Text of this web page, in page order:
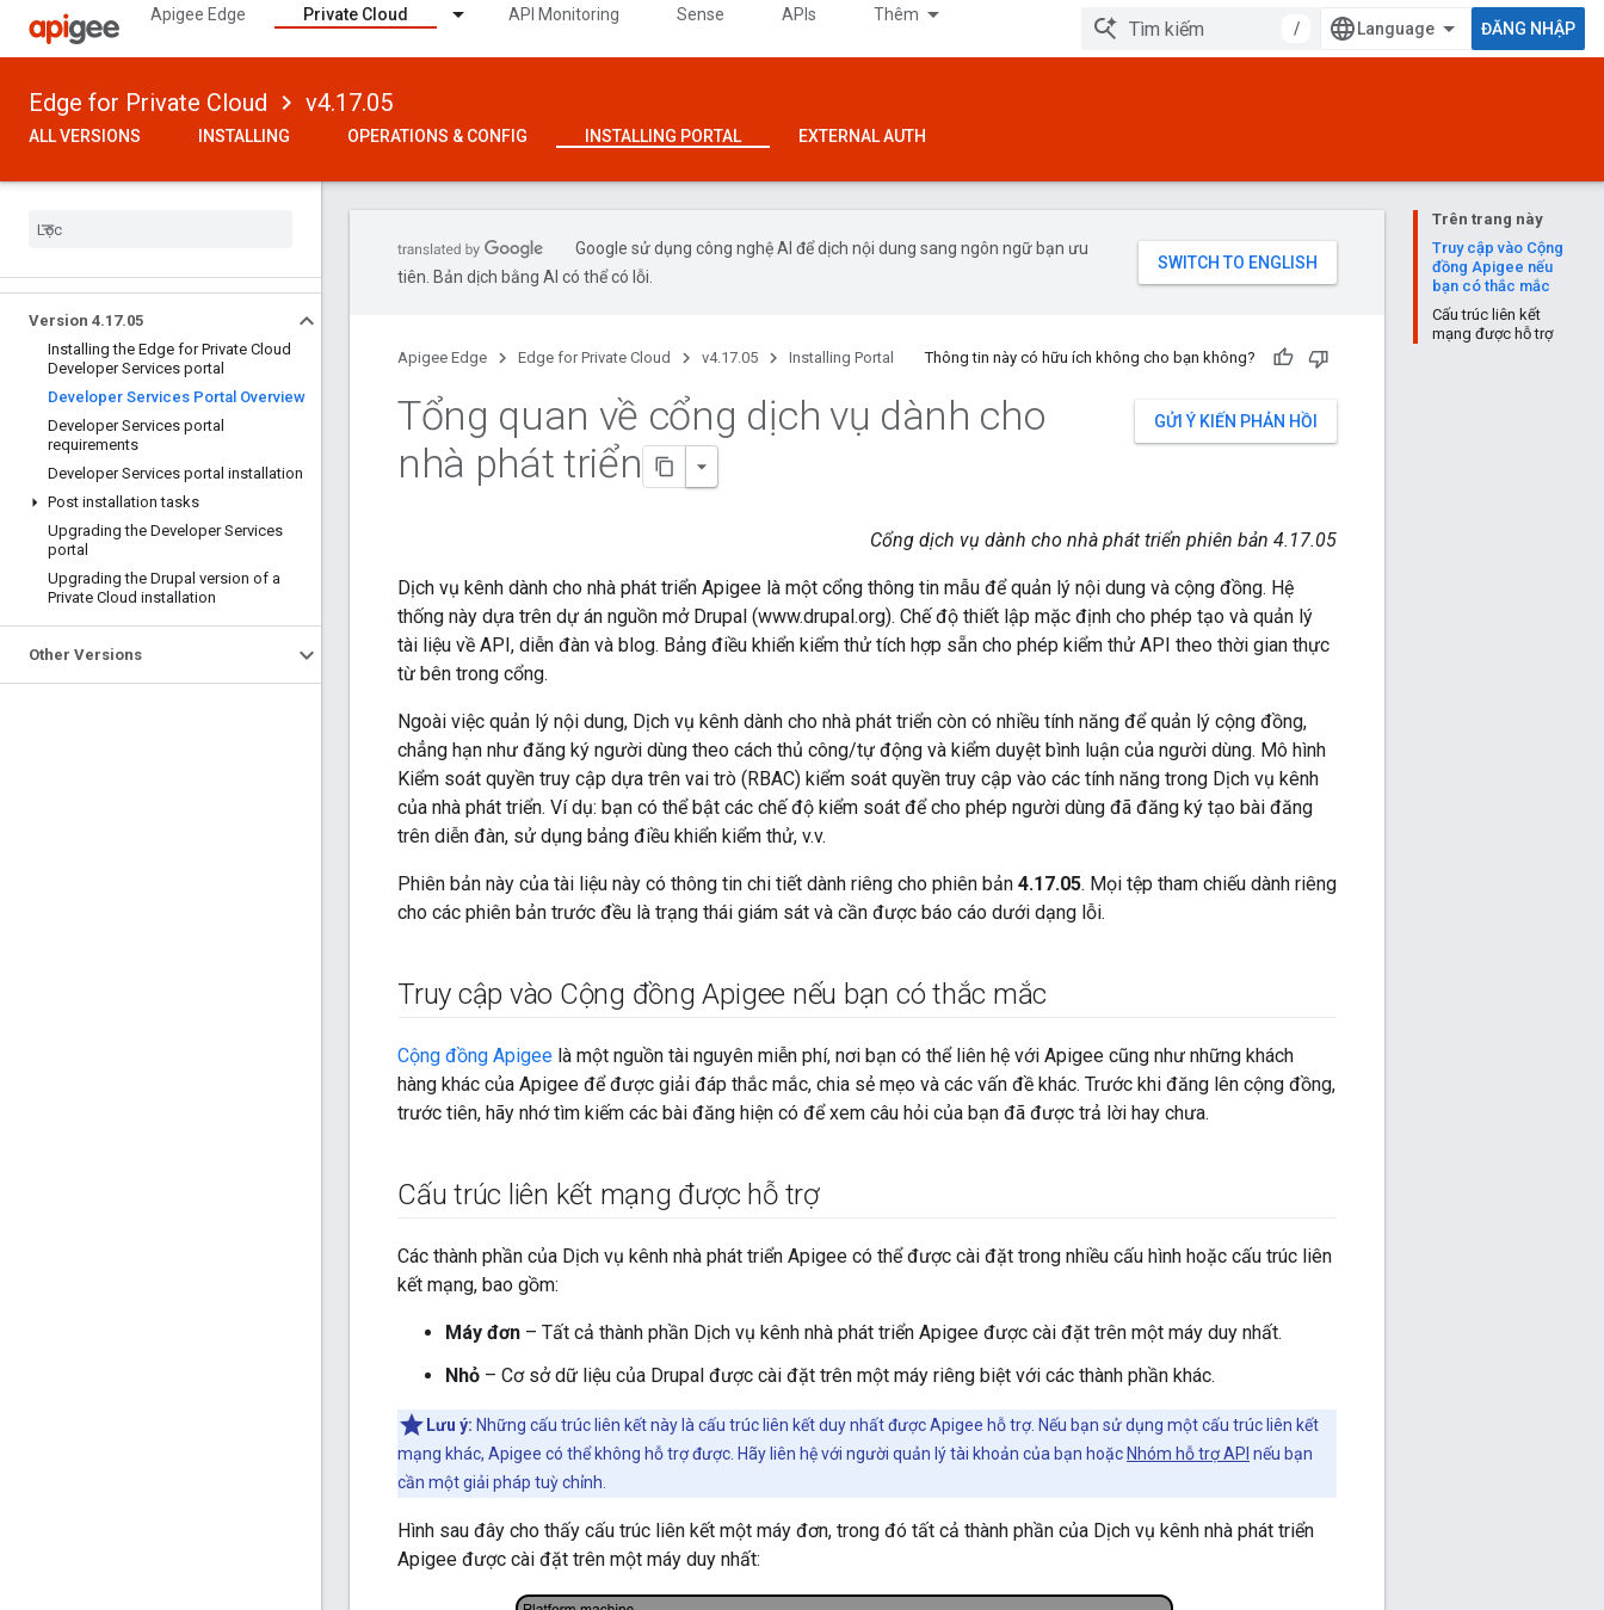
Apigee Edge Private Cloud API Monitoring Sense APIs Thêm
/ ĐĂNG NHẬP
Edge for Private Cloud v4.17.05
ALL VERSIONS INSTALLING OPERATIONS & CONFIG INSTALLING PORTAL EXTERNAL AUTH
Version 4.17.05
Installing the Edge for Private Cloud
Developer Services portal
Developer Services Portal Overview
Developer Services portal
requirements
Developer Services portal installation
Post installation tasks
Upgrading the Developer Services
portal
Upgrading the Drupal version of a
Private Cloud installation
Other Versions
Trên trang này
Truy cập vào Cộng
đồng Apigee nếu
bạn có thắc mắc
Cấu trúc liên kết
mạng được hỗ trợ
Google sử dụng công nghệ AI để dịch nội dung sang ngôn ngữ bạn ưu
tiên. Bản dịch bằng AI có thể có lỗi.
Apigee Edge Edge for Private Cloud v4.17.05 Installing Portal Thông tin này có hữu ích không cho bạn không?
GỬI Ý KIẾN PHẢN HỒI
Tổng quan về cổng dịch vụ dành cho
nhà phát triển
Cổng dịch vụ dành cho nhà phát triển phiên bản 4.17.05
Dịch vụ kênh dành cho nhà phát triển Apigee là một cổng thông tin mẫu để quản lý nội dung và cộng đồng. Hệ
thống này dựa trên dự án nguồn mở Drupal (www.drupal.org). Chế độ thiết lập mặc định cho phép tạo và quản lý
tài liệu về API, diễn đàn và blog. Bảng điều khiển kiểm thử tích hợp sẵn cho phép kiểm thử API theo thời gian thực
từ bên trong cổng.
Ngoài việc quản lý nội dung, Dịch vụ kênh dành cho nhà phát triển còn có nhiều tính năng để quản lý cộng đồng,
chẳng hạn như đăng ký người dùng theo cách thủ công/tự động và kiểm duyệt bình luận của người dùng. Mô hình
Kiểm soát quyền truy cập dựa trên vai trò (RBAC) kiểm soát quyền truy cập vào các tính năng trong Dịch vụ kênh
của nhà phát triển. Ví dụ: bạn có thể bật các chế độ kiểm soát để cho phép người dùng đã đăng ký tạo bài đăng
trên diễn đàn, sử dụng bảng điều khiển kiểm thử, v.v.
Phiên bản này của tài liệu này có thông tin chi tiết dành riêng cho phiên bản 4.17.05. Mọi tệp tham chiếu dành riêng
cho các phiên bản trước đều là trạng thái giám sát và cần được báo cáo dưới dạng lỗi.
Truy cập vào Cộng đồng Apigee nếu bạn có thắc mắc
Cộng đồng Apigee là một nguồn tài nguyên miễn phí, nơi bạn có thể liên hệ với Apigee cũng như những khách
hàng khác của Apigee để được giải đáp thắc mắc, chia sẻ mẹo và các vấn đề khác. Trước khi đăng lên cộng đồng,
trước tiên, hãy nhớ tìm kiếm các bài đăng hiện có để xem câu hỏi của bạn đã được trả lời hay chưa.
Cấu trúc liên kết mạng được hỗ trợ
Các thành phần của Dịch vụ kênh nhà phát triển Apigee có thể được cài đặt trong nhiều cấu hình hoặc cấu trúc liên
kết mạng, bao gồm:
Máy đơn – Tất cả thành phần Dịch vụ kênh nhà phát triển Apigee được cài đặt trên một máy duy nhất.
Nhỏ – Cơ sở dữ liệu của Drupal được cài đặt trên một máy riêng biệt với các thành phần khác.
Lưu ý: Những cấu trúc liên kết này là cấu trúc liên kết duy nhất được Apigee hỗ trợ. Nếu bạn sử dụng một cấu trúc liên kết
mạng khác, Apigee có thể không hỗ trợ được. Hãy liên hệ với người quản lý tài khoản của bạn hoặc Nhóm hỗ trợ API nếu bạn
cần một giải pháp tuỳ chỉnh.
Hình sau đây cho thấy cấu trúc liên kết một máy đơn, trong đó tất cả thành phần của Dịch vụ kênh nhà phát triển
Apigee được cài đặt trên một máy duy nhất: